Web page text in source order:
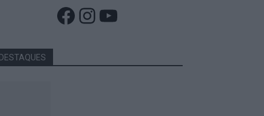
Facebook
Instagram
YouTube